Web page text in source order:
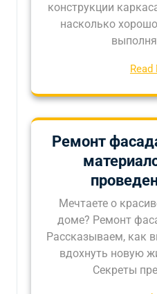
конструкции
насколько
Read
Ремонт
Мечтаете о
доме? Ремонт
Рассказываем, как
вдохнуть новую
Секреты